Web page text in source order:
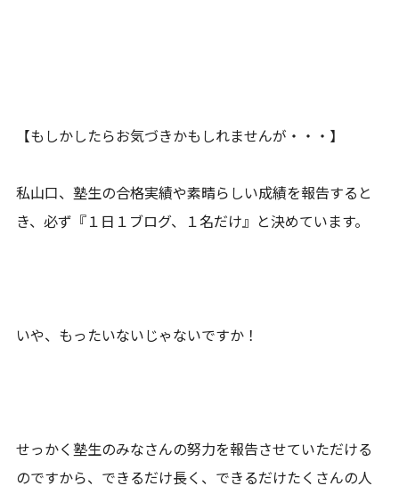
【もしかしたらお気づきかもしれませんが・・・】
私山口、塾生の合格実績や素晴らしい成績を報告すると
き、必ず『１日１ブログ、１名だけ』と決めています。
いや、もったいないじゃないですか！
せっかく塾生のみなさんの努力を報告させていただける
のですから、できるだけ長く、できるだけたくさんの人